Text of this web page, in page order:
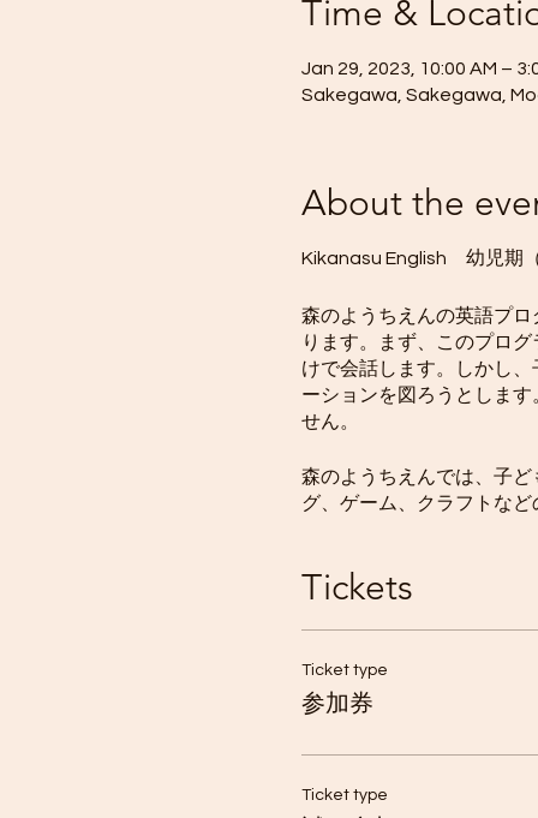
Time &
Jan 29, 2023, 10:00 AM –
Sakegawa, Sakegawa,
About the
Kikanasu English 幼児期
森のようちえんの英語プ
ります。まず、このプロ
けで会話します。しかし
ーションを図ろうとしま
せん。
森のようちえんでは、子
グ、ゲーム、クラフトな
ちらをご覧ください：
Tickets
Ticket type
参加券
Ticket type